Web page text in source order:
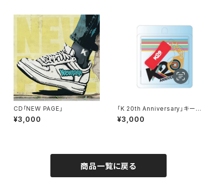
CD「NEW PAGE」
¥3,000
「K 20th Anniversary」キーホ
ルダー付きミニハーモニカ【レッ
ド×ホワイト】
¥3,000
商品一覧に戻る